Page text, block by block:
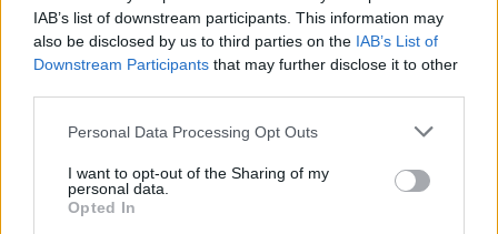
IAB’s list of downstream participants. This information may
also be disclosed by us to third parties on the IAB’s List of
Downstream Participants that may further disclose it to other
Personal Data Processing Opt Outs
I want to opt-out of the Sharing of my
personal data.
Opted In
série, pelo italiano Luciano Darderi, pelo chileno
Alejandro Tabilo e pelo belga Alexander Blockx.
Um dos momentos mais aguardados da semana foi
também o regresso do suíço Stan Wawrinka ao Estoril,
de três torneios do Grand Slam.
A edição de 2026 ficou igualmente marcada pela maior
representação portuguesa de sempre num torneio ATP
português
Por Ígor Lopes
A cidade de Castelo Branco, na região Centro de